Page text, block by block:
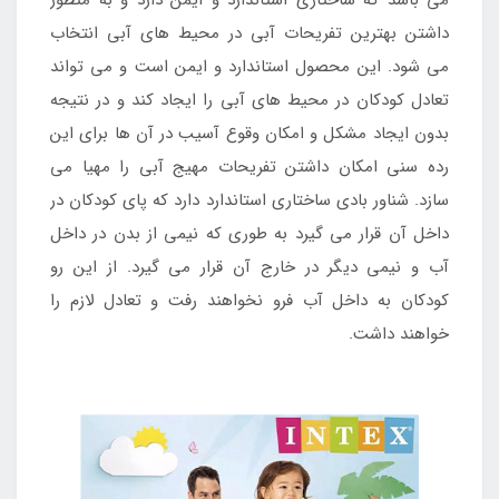
داشتن بهترین تفریحات آبی در محیط های آبی انتخاب
می شود. این محصول استاندارد و ایمن است و می تواند
تعادل کودکان در محیط های آبی را ایجاد کند و در نتیجه
بدون ایجاد مشکل و امکان وقوع آسیب در آن ها برای این
رده سنی امکان داشتن تفریحات مهیج آبی را مهیا می
سازد. شناور بادی ساختاری استاندارد دارد که پای کودکان در
داخل آن قرار می گیرد به طوری که نیمی از بدن در داخل
آب و نیمی دیگر در خارج آن قرار می گیرد. از این رو
کودکان به داخل آب فرو نخواهند رفت و تعادل لازم را
خواهند داشت.